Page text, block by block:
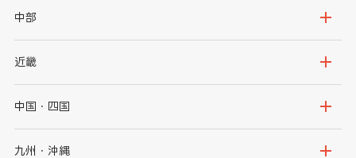
岩手県
秋田県
茨城県
群馬県
千葉県
中部
新潟県
石川県
山梨県
近畿
大阪府
京都府
中国・四国
鳥取県
九州・沖縄